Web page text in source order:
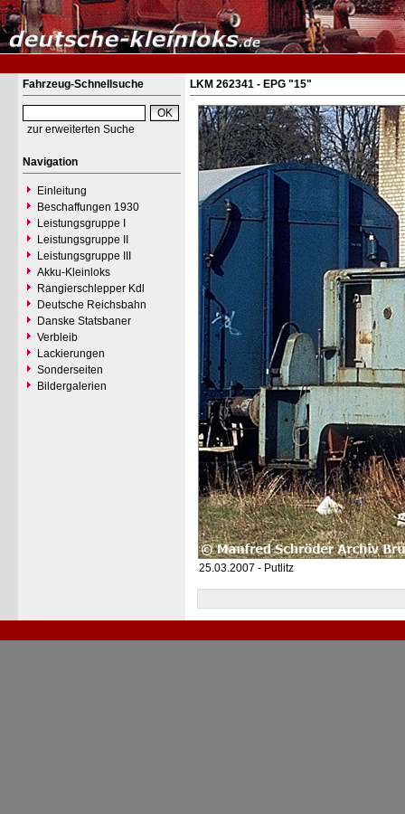
Fahrzeug-Schnellsuche
zur erweiterten Suche
Navigation
Einleitung
Beschaffungen 1930
Leistungsgruppe I
Leistungsgruppe II
Leistungsgruppe III
Akku-Kleinloks
Rangierschlepper Kdl
Deutsche Reichsbahn
Danske Statsbaner
Verbleib
Lackierungen
Sonderseiten
Bildergalerien
LKM 262341 - EPG "15"
25.03.2007 - Putlitz